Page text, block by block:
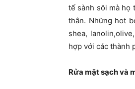
tế sành sõi mà họ
thân. Những hot
shea,
hợp với các thành
Rửa mặt sạch và